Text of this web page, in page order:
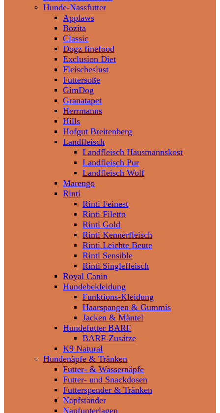
Hunde-Nassfutter
Applaws
Bozita
Classic
Dogz finefood
Exclusion Diet
Fleischeslust
Futtersoße
GimDog
Granatapet
Herrmanns
Hills
Hofgut Breitenberg
Landfleisch
Landfleisch Hausmannskost
Landfleisch Pur
Landfleisch Wolf
Marengo
Rinti
Rinti Feinest
Rinti Filetto
Rinti Gold
Rinti Kennerfleisch
Rinti Leichte Beute
Rinti Sensible
Rinti Singlefleisch
Royal Canin
Hundebekleidung
Funktions-Kleidung
Haarspangen & Gummis
Jacken & Mäntel
Hundefutter BARF
BARF-Zusätze
K9 Natural
Hundenäpfe & Tränken
Futter- & Wassernäpfe
Futter- und Snackdosen
Futterspender & Tränken
Napfständer
Napfunterlagen